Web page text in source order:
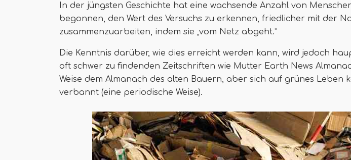
In der jüngsten Geschichte hat eine wachsende Anzahl von
begonnen, den Wert des Versuchs zu erkennen, friedlicher mit der
zusammenzuarbeiten, indem sie „vom Netz abgeht.”
Die Kenntnis darüber, wie dies erreicht werden kann, wird jedoch
oft schwer zu findenden Zeitschriften wie Mutter Earth News
Weise dem Almanach des alten Bauern, aber sich auf grünes Leben
verbannt (eine periodische Weise).